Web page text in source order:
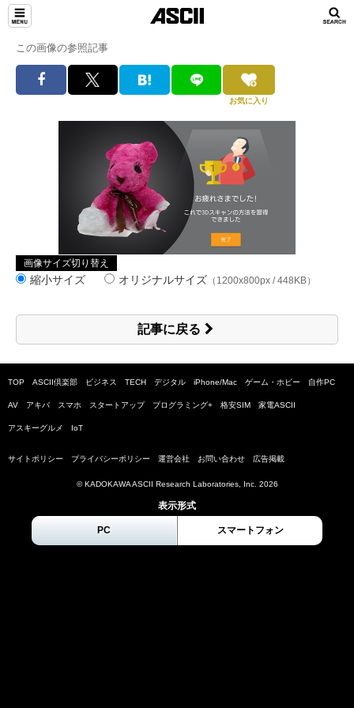
この画像の参照記事
お気に入り
画像サイズ切り替え
縮小サイズ オリジナルサイズ （1200x800px / 448KB）
記事に戻る
TOP ASCII倶楽部 ビジネス TECH デジタル iPhone/Mac ゲーム・ホビー 自作PC
AV アキバ スマホ スタートアップ プログラミング+ 格安SIM 家電ASCII
アスキーグルメ IoT
サイトポリシー プライバシーポリシー 運営会社 お問い合わせ 広告掲載
© KADOKAWA ASCII Research Laboratories, Inc. 2026
表示形式
PC スマートフォン